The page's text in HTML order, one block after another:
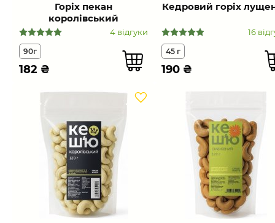
Горіх пекан
королівський
4 відгуки
90г
182 ₴
Кедровий горіх
16
45 г
190 ₴